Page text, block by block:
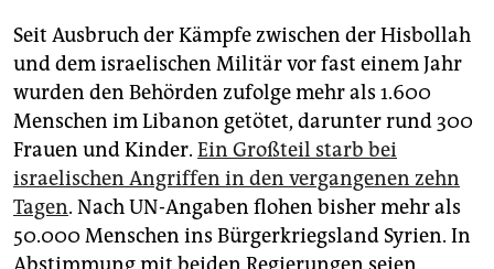
Seit Ausbruch der Kämpfe zwischen der Hisbollah
und dem israelischen Militär vor fast einem Jahr
wurden den Behörden zufolge mehr als 1.600
Menschen im Libanon getötet, darunter rund 300
Frauen und Kinder. Ein Großteil starb bei
israelischen Angriffen in den vergangenen zehn
Tagen. Nach UN-Angaben flohen bisher mehr als
50.000 Menschen ins Bürgerkriegsland Syrien. In